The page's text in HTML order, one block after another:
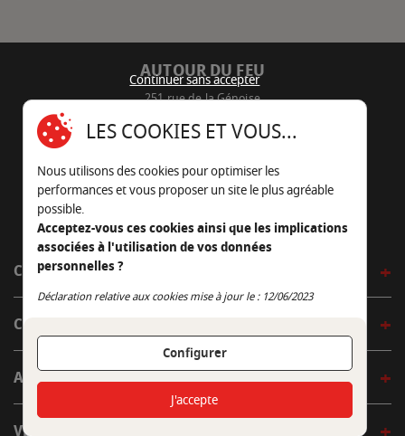
AUTOUR DU FEU
251 rue de la Génoise
05 45 22 98 09
Nous envoyer un e-mail
CÔTÉ OUTDOOR
CÔTÉ INDOOR
AUTOUR DE LA TABLE
VENIR EN BOUTIQUE
Continuer sans accepter
LES COOKIES ET VOUS...
Nous utilisons des cookies pour optimiser les
performances et vous proposer un site le plus agréable
possible.
Acceptez-vous ces cookies ainsi que les implications
associées à l'utilisation de vos données
personnelles ?
Déclaration relative aux cookies mise à jour le : 12/06/2023
Configurer
Continuer sans accepter
J'accepte